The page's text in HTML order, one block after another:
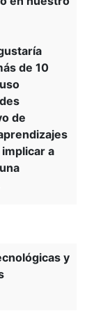
de 10
de
a
y